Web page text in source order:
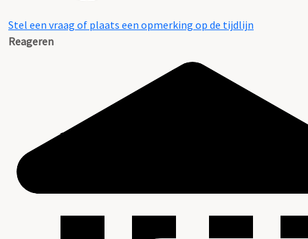
Stel een vraag of plaats een opmerking op de tijdlijn
Reageren